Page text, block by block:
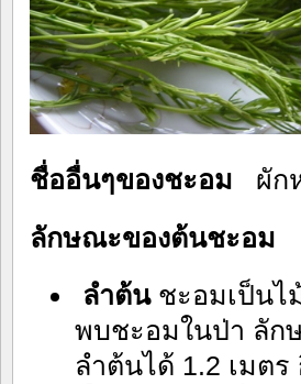
ชื่ออื่นๆของชะอม ผัก
ลักษณะของต้นชะอม
ลำต้นชะอมเป็นไ
พบชะอมในป่า ลัก
ลำต้นได้ 1.2 เมต